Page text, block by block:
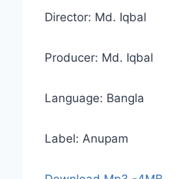
Director: Md. Iqbal
Producer: Md. Iqbal
Language: Bangla
Label: Anupam